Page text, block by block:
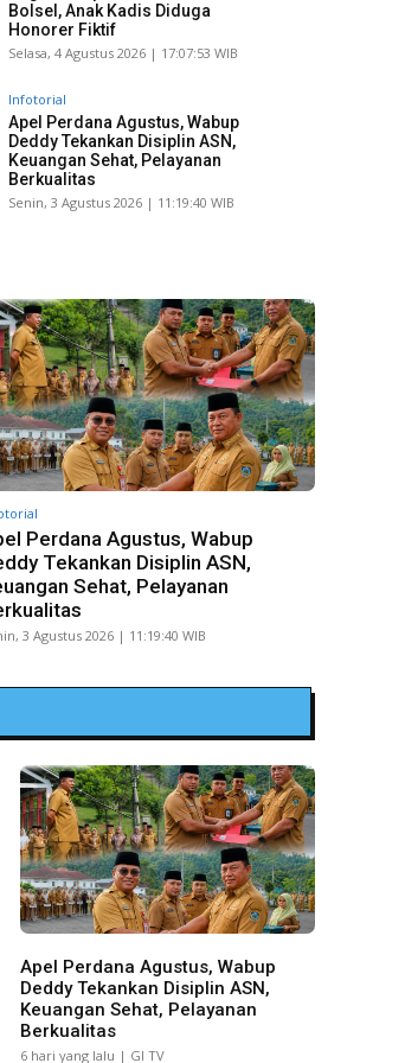
Bolsel, Anak Kadis Diduga
Honorer Fiktif
Selasa, 4 Agustus 2026 | 17:07:53 WIB
Infotorial
Apel Perdana Agustus, Wabup
Deddy Tekankan Disiplin ASN,
Keuangan Sehat, Pelayanan
Berkualitas
Senin, 3 Agustus 2026 | 11:19:40 WIB
Perdana Agustus, Wabup
Tekankan Disiplin ASN,
Sehat, Pelayanan
3 Agustus 2026 | 11:19:40 WIB
Apel Perdana Agustus, Wabup
Deddy Tekankan Disiplin ASN,
Keuangan Sehat, Pelayanan
Berkualitas
6 hari yang lalu | GI TV